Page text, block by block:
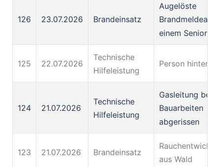
126 23.07.2026 Brandeinsatz
Augelöste
einem
125 22.07.2026
Technische
Hilfeleistung
Person hinter
124 21.07.2026
Technische
Hilfeleistung
Gasleitung bei
Bauarbeiten
abgerissen
123 21.07.2026 Brandeinsatz
aus Wald